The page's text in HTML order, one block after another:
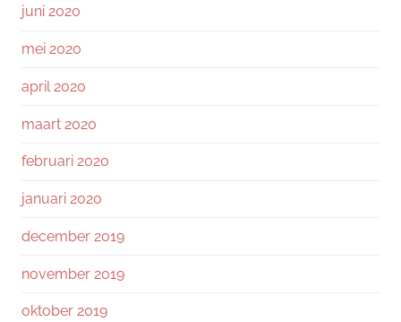
juni 2020
mei 2020
april 2020
maart 2020
februari 2020
januari 2020
december 2019
november 2019
oktober 2019